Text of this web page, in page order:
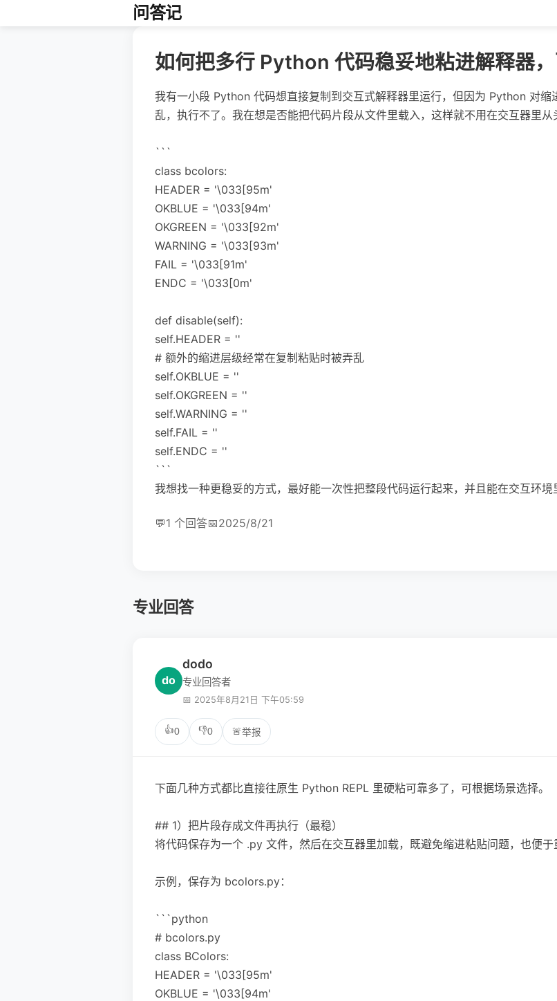
问答记
如何把多行 Python 代码稳妥地粘进解释器，
我有一小段 Python 代码想直接复制到交互式解释器里运行，但因为 Python 对缩
乱，执行不了。我在想是否能把代码片段从文件里载入，这样就不用在交互器里从
```
class bcolors:
HEADER = '\033[95m'
OKBLUE = '\033[94m'
OKGREEN = '\033[92m'
WARNING = '\033[93m'
FAIL = '\033[91m'
ENDC = '\033[0m'
def disable(self):
self.HEADER = ''
# 额外的缩进层级经常在复制粘贴时被弄乱
self.OKBLUE = ''
self.OKGREEN = ''
self.WARNING = ''
self.FAIL = ''
self.ENDC = ''
```
我想找一种更稳妥的方式，最好能一次性把整段代码运行起来，并且能在交互环境
💬1 个回答📅2025/8/21
专业回答
do
dodo
专业回答者
📅 2025年8月21日 下午05:59
👍0 👎0 🚨举报
下面几种方式都比直接往原生 Python REPL 里硬粘可靠多了，可根据场景选择。
## 1）把片段存成文件再执行（最稳）
将代码保存为一个 .py 文件，然后在交互器里加载，既避免缩进粘贴问题，也便于
示例，保存为 bcolors.py：
```python
# bcolors.py
class BColors:
HEADER = '\033[95m'
OKBLUE = '\033[94m'